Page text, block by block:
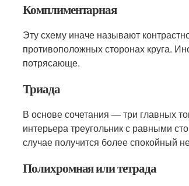
Комплиментарная
Эту схему иначе называют
противоположных сторонах круга.
потрясающе.
Триада
В основе сочетания — три главных
интерьера треугольник с равными
случае получится более спокойный
Полихромная или тетрада